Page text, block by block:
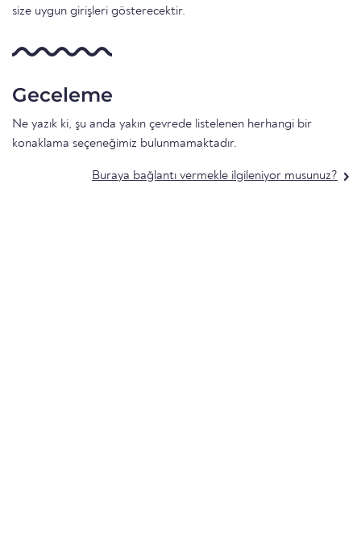
size uygun girişleri gösterecektir.
Geceleme
Ne yazık ki, şu anda yakın çevrede listelenen herhangi bir
konaklama seçeneğimiz bulunmamaktadır.
Buraya bağlantı vermekle ilgileniyor musunuz?